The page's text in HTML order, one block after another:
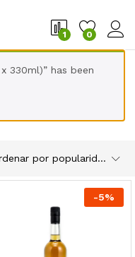
1 0
330ml)” has been
Ordenar por popularidad
-5%